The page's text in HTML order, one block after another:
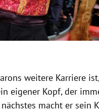
weitere Karriere
eigener Kopf, der
macht er sein